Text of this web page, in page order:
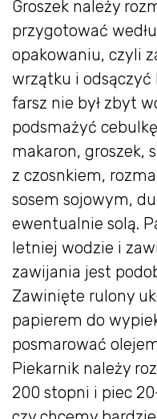
Groszek należy
przygotować
opakowaniu, czyli
wrzątku i odsączyć
farsz nie był zbyt
podsmażyć
makaron, groszek,
z czosnkiem,
sosem sojowym,
ewentualnie solą.
letniej wodzie i
zawijania jest
Zawinięte rulony
papierem do
posmarować
Piekarnik należy
200 stopni i piec